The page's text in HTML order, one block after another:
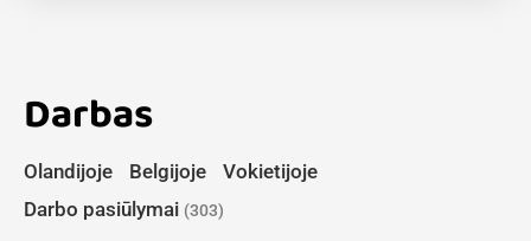
Darbas
Olandijoje Belgijoje
Vokietijoje
Darbo pasiūlymai (303)